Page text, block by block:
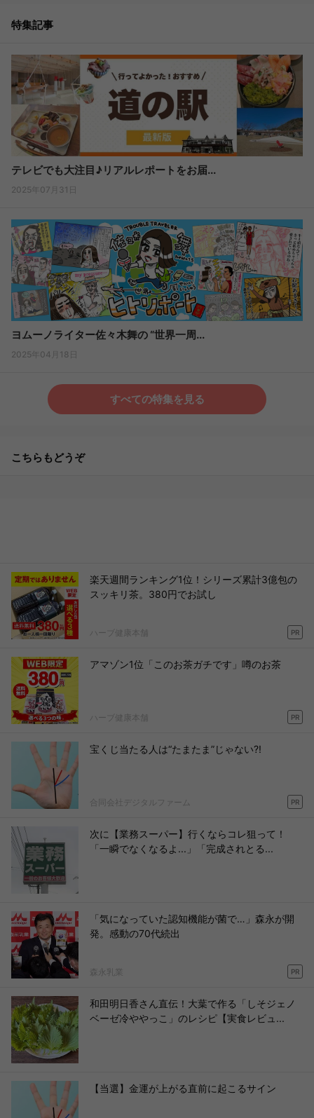
特集記事
テレビでも大注目♪リアルレポートをお届...
2025年07月31日
ヨムーノライター佐々木舞の “世界一周...
2025年04月18日
すべての特集を見る
こちらもどうぞ
楽天週間ランキング1位！シリーズ累計3億包の
スッキリ茶。380円でお試し
ハーブ健康本舗 PR
アマゾン1位「このお茶ガチです」噂のお茶
ハーブ健康本舗 PR
宝くじ当たる人は“たまたま”じゃない?!
合同会社デジタルファーム PR
次に【業務スーパー】行くならコレ狙って！
「一瞬でなくなるよ...」「完成されとる...
「気になっていた認知機能が菌で…」森永が開
発。感動の70代続出
森永乳業 PR
和田明日香さん直伝！大葉で作る「しそジェノ
ベーゼ冷ややっこ」のレシピ【実食レビュ...
【当選】金運が上がる直前に起こるサイン